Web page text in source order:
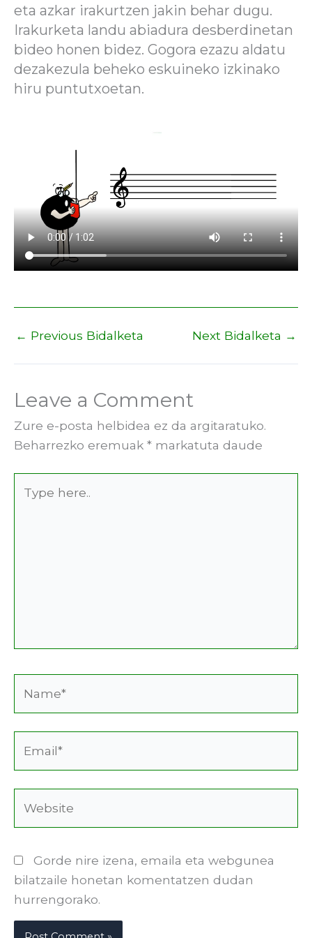
eta azkar irakurtzen jakin behar dugu.
Irakurketa landu abiadura desberdinetan
bideo honen bidez. Gogora ezazu aldatu
dezakezula beheko eskuineko izkinako
hiru puntutxoetan.
← Previous Bidalketa Next Bidalketa →
Leave a Comment
Zure e-posta helbidea ez da argitaratuko.
Beharrezko eremuak * markatuta daude
here..
Gorde nire izena, emaila eta webgunea
bilatzaile honetan komentatzen dudan
hurrengorako.